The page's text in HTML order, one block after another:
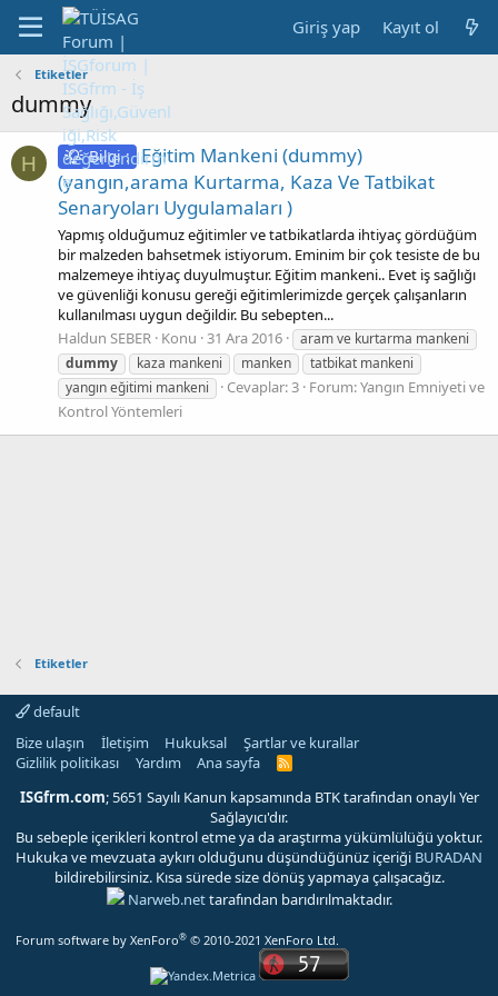
Giriş yap Kayıt ol
Etiketler
dummy
H Bilgi : Eğitim Mankeni (dummy)
(yangın,arama Kurtarma, Kaza Ve Tatbikat
Senaryoları Uygulamaları )
Yapmış olduğumuz eğitimler ve tatbikatlarda ihtiyaç gördüğüm
bir malzeden bahsetmek istiyorum. Eminim bir çok tesiste de bu
malzemeye ihtiyaç duyulmuştur. Eğitim mankeni.. Evet iş sağlığı
ve güvenliği konusu gereği eğitimlerimizde gerçek çalışanların
kullanılması uygun değildir. Bu sebepten...
Haldun SEBER Konu 31 Ara 2016
aram ve kurtarma mankeni
dummy
kaza mankeni manken
tatbikat mankeni
yangın eğitimi mankeni
Cevaplar: 3 Forum:Yangın Emniyeti ve
Kontrol Yöntemleri
Etiketler
default
Bize ulaşın
İletişim Hukuksal
Şartlar ve kurallar
Gizlilik politikası
Yardım Ana sayfa
R
S
ISGfrm.com; 5651 Sayılı Kanun kapsamında BTK tarafından onaylı Yer
Sağlayıcı'dır.
Bu sebeple içerikleri kontrol etme ya da araştırma yükümlülüğü yoktur.
Hukuka ve mevzuata aykırı olduğunu düşündüğünüz içeriği BURADAN
bildirebilirsiniz. Kısa sürede size dönüş yapmaya çalışacağız.
Narweb.nettarafından barıdırılmaktadır.
Forum software by XenForo® © 2010-2021 XenForo Ltd.